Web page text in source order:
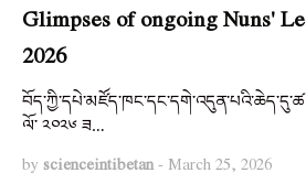
Glimpses of ongoing Nuns'
2026
ལོ་ ༢༠༢༦ ཟ…
by scienceintibetan- March 25, 2026